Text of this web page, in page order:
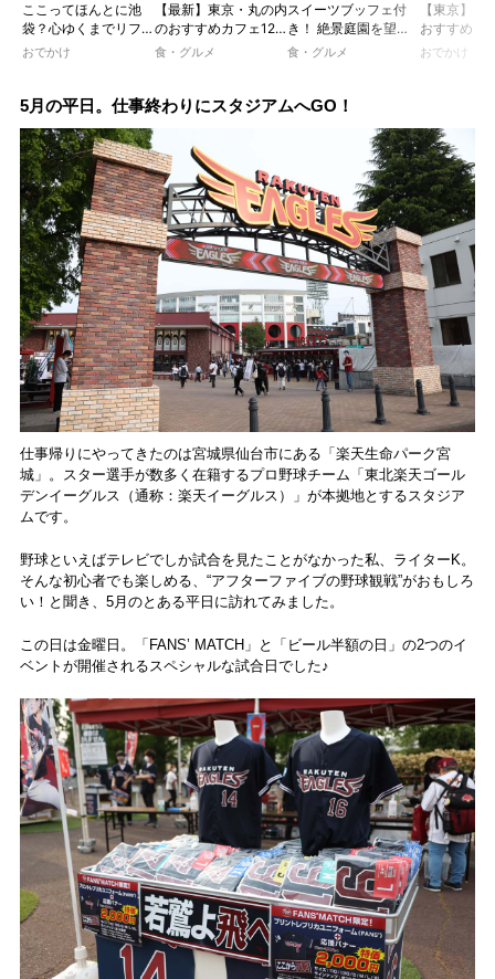
ここってほんとに池
袋？心ゆくまでリフレ
ッシュできる池袋・街
おさんぽ部】
おでかけ
【最新】東京・丸の内
のおすすめカフェ12
選｜ひとりでゆったり
るカフェ、優雅なホテ
食・グルメ
スイーツブッフェ付
き！ 絶景庭園を望む
ホテルレストランで味
ツトレンドVol.105】
食・グルメ
【東京】レ
おすすめカ
｜文化財・
おでかけ
5月の平日。仕事終わりにスタジアムへGO！
仕事帰りにやってきたのは宮城県仙台市にある「楽天生命パーク宮
城」。スター選手が数多く在籍するプロ野球チーム「東北楽天ゴール
デンイーグルス（通称：楽天イーグルス）」が本拠地とするスタジア
ムです。
野球といえばテレビでしか試合を見たことがなかった私、ライターK。
そんな初心者でも楽しめる、“アフターファイブの野球観戦”がおもしろ
い！と聞き、5月のとある平日に訪れてみました。
この日は金曜日。「FANS’ MATCH」と「ビール半額の日」の2つのイ
ベントが開催されるスペシャルな試合日でした♪